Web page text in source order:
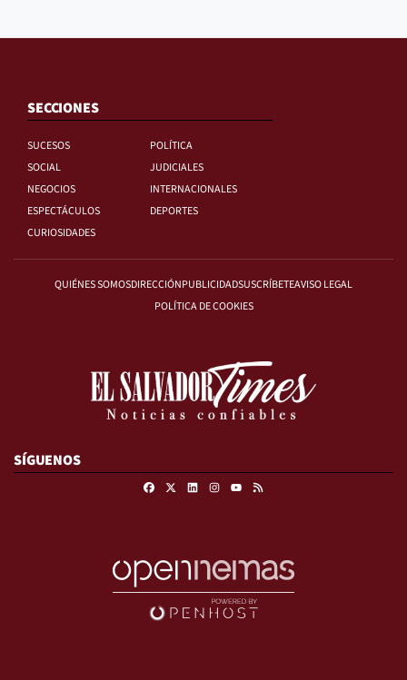
SECCIONES
SUCESOS
POLÍTICA
SOCIAL
JUDICIALES
NEGOCIOS
INTERNACIONALES
ESPECTÁCULOS
DEPORTES
CURIOSIDADES
QUIÉNES SOMOSDIRECCIÓNPUBLICIDADSUSCRÍBETEAVISO LEGAL
POLÍTICA DE COOKIES
SÍGUENOS
FacebookLinkedinInstagram